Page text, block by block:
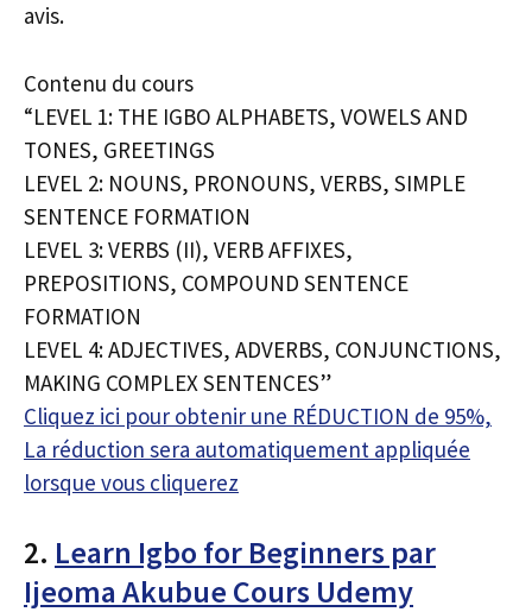
avis.
Contenu du cours
“LEVEL 1: THE IGBO ALPHABETS, VOWELS AND
TONES, GREETINGS
LEVEL 2: NOUNS, PRONOUNS, VERBS, SIMPLE
SENTENCE FORMATION
LEVEL 3: VERBS (II), VERB AFFIXES,
PREPOSITIONS, COMPOUND SENTENCE
FORMATION
LEVEL 4: ADJECTIVES, ADVERBS, CONJUNCTIONS,
MAKING COMPLEX SENTENCES”
Cliquez ici pour obtenir une RÉDUCTION de 95%,
La réduction sera automatiquement appliquée
lorsque vous cliquerez
2. Learn Igbo for Beginners par
Ijeoma Akubue Cours Udemy